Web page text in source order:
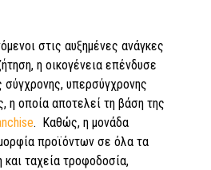
στις αυξημένες ανάγκες
η οικογένεια επένδυσε
σύγχρονης, υπερσύγχρονης
η οποία αποτελεί τη βάση της
. Καθώς, η μονάδα
προϊόντων σε όλα τα
και ταχεία τροφοδοσία,